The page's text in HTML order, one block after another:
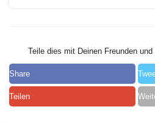
Teile dies mit Deinen Freunden
Share
Teilen